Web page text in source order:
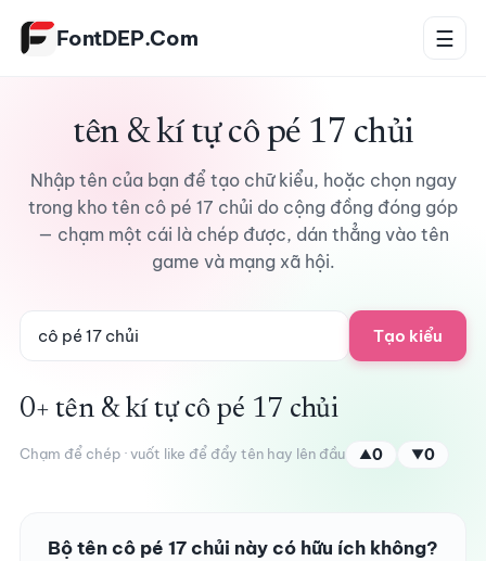
FontDEP.Com ☰
tên & kí tự cô pé 17 chủi
Nhập tên của bạn để tạo chữ kiểu, hoặc chọn ngay
trong kho tên cô pé 17 chủi do cộng đồng đóng góp
— chạm một cái là chép được, dán thẳng vào tên
game và mạng xã hội.
Tạo kiểu
0+ tên & kí tự cô pé 17 chủi
Chạm để chép · vuốt like để đẩy tên hay lên đầu ▲0 ▼0
Bộ tên cô pé 17 chủi này có hữu ích không?